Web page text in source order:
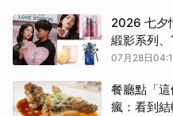
2026 七夕
緞影系列
色玫瑰蠟燭
07月28日
餐廳點「
瘋：看到